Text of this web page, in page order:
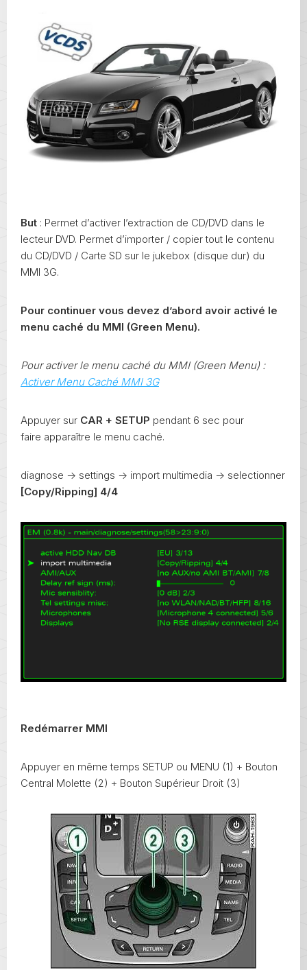
But : Permet d’activer l’extraction de CD/DVD dans le
lecteur DVD. Permet d’importer / copier tout le contenu
du CD/DVD / Carte SD sur le jukebox (disque dur) du
MMI 3G.
Pour continuer vous devez d’abord avoir activé le
menu caché du MMI (Green Menu).
Pour activer le menu caché du MMI (Green Menu) :
Activer Menu Caché MMI 3G
Appuyer sur CAR + SETUP pendant 6 sec pour
faire apparaître le menu caché.
diagnose -> settings -> import multimedia -> selectionner
[Copy/Ripping] 4/4
Redémarrer MMI
Appuyer en même temps SETUP ou MENU (1) + Bouton
Central Molette (2) + Bouton Supérieur Droit (3)